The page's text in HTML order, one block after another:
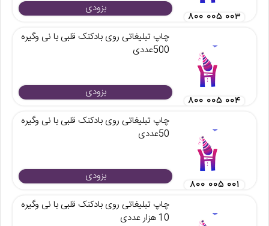
بزودی
۸۰۰ ۰۰۵ ۰۰۳
چاپ تبلیغاتی روی بادکنک قلبی با نی وگیره
500عددی
بزودی
۸۰۰ ۰۰۵ ۰۰۴
چاپ تبلیغاتی روی بادکنک قلبی با نی وگیره
50عددی
بزودی
۸۰۰ ۰۰۵ ۰۰۱
چاپ تبلیغاتی روی بادکنک قلبی با نی وگیره
10 هزار عددی